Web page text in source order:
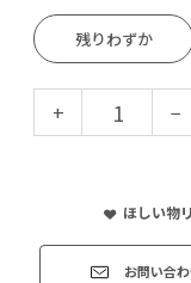
残りわずか
+ −
ほしい物
お問い合